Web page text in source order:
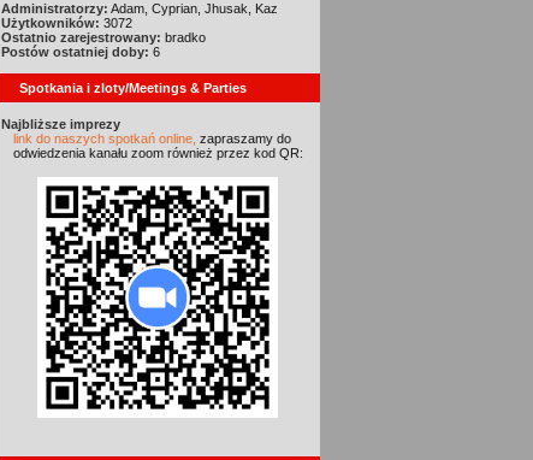
Administratorzy: Adam, Cyprian, Jhusak, Kaz
Użytkowników: 3072
Ostatnio zarejestrowany: bradko
Postów ostatniej doby: 6
Spotkania i zloty/Meetings & Parties
Najbliższe imprezy
link do naszych spotkań online, zapraszamy do
odwiedzenia kanału zoom również przez kod QR: